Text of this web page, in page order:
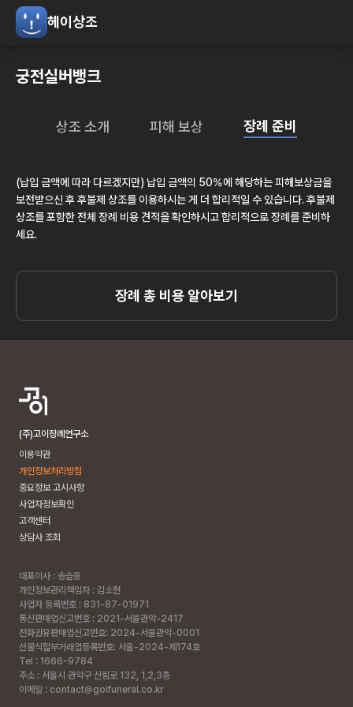
헤이상조
궁전실버뱅크
상조 소개 피해 보상 장례 준비
(납입 금액에 따라 다르겠지만) 납입 금액의 50%에 해당하는 피해보상금을
보전받으신 후 후불제 상조를 이용하시는 게 더 합리적일 수 있습니다. 후불제
상조를 포함한 전체 장례 비용 견적을 확인하시고 합리적으로 장례를 준비하
세요.
장례 총 비용 알아보기
(주)고이장례연구소
이용약관
개인정보처리방침
중요정보 고시사항
사업자정보확인
고객센터
상담사 조회
대표이사 : 송슬옹
개인정보관리책임자 : 김소현
사업자 등록번호 : 831-87-01971
통신판매업신고번호 : 2021-서울관악-2417
전화권유판매업신고번호: 2024-서울관악-0001
선불식할부거래업등록번호: 서울-2024-제174호
Tel : 1666-9784
주소 : 서울시 관악구 신림로 132, 1,2,3층
이메일 : contact@goifuneral.co.kr